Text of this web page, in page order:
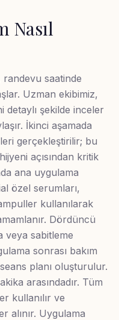
Nasıl
randevu saatinde
Uzman ekibimiz,
şekilde inceler
İkinci aşamada
gerçekleştirilir; bu
açısından kritik
ana uygulama
özel serumları,
kullanılarak
Dördüncü
veya sabitleme
sonrası bakım
planı oluşturulur.
arasındadır. Tüm
kullanılır ve
alınır. Uygulama